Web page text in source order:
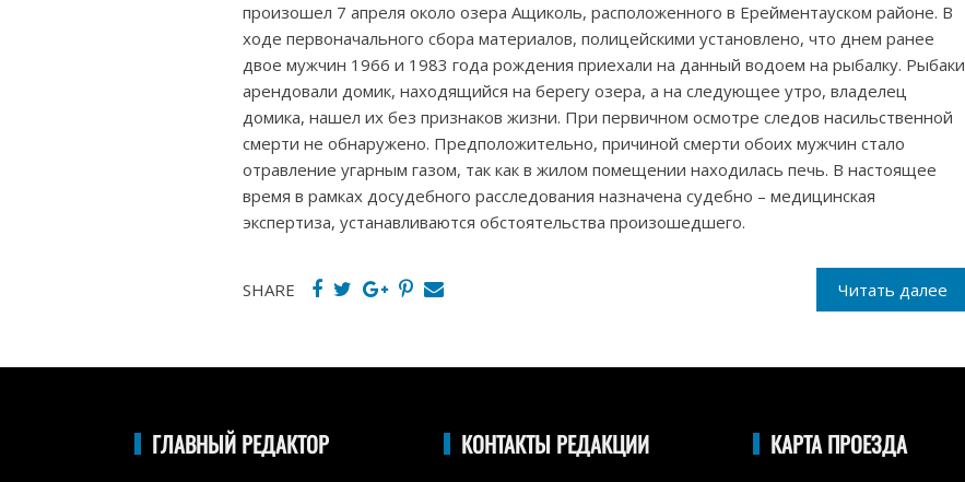
произошел 7 апреля около озера Ащиколь, расположенного в Ерейментауском районе. В
ходе первоначального сбора материалов, полицейскими установлено, что днем ранее
двое мужчин 1966 и 1983 года рождения приехали на данный водоем на рыбалку. Рыбаки
арендовали домик, находящийся на берегу озера, а на следующее утро, владелец
домика, нашел их без признаков жизни. При первичном осмотре следов насильственной
смерти не обнаружено. Предположительно, причиной смерти обоих мужчин стало
отравление угарным газом, так как в жилом помещении находилась печь. В настоящее
время в рамках досудебного расследования назначена судебно – медицинская
экспертиза, устанавливаются обстоятельства произошедшего.
Читать далее
SHARE
ГЛАВНЫЙ РЕДАКТОР КОНТАКТЫ РЕДАКЦИИ КАРТА ПРОЕЗДА